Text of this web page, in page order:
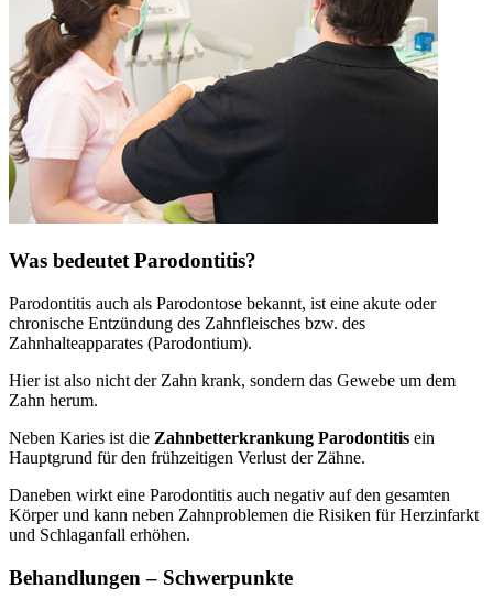
Was bedeutet Parodontitis?
Parodontitis auch als Parodontose bekannt, ist eine akute oder
chronische Entzündung des Zahnfleisches bzw. des
Zahnhalteapparates (Parodontium).
Hier ist also nicht der Zahn krank, sondern das Gewebe um dem
Zahn herum.
Neben Karies ist die Zahnbetterkrankung Parodontitis ein
Hauptgrund für den frühzeitigen Verlust der Zähne.
Daneben wirkt eine Parodontitis auch negativ auf den gesamten
Körper und kann neben Zahnproblemen die Risiken für Herzinfarkt
und Schlaganfall erhöhen.
Behandlungen – Schwerpunkte